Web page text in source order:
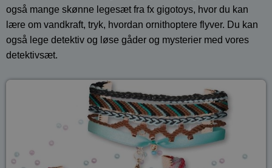
også mange skønne legesæt fra fx gigotoys, hvor du kan
lære om vandkraft, tryk, hvordan ornithoptere flyver. Du kan
også lege detektiv og løse gåder og mysterier med vores
detektivsæt.